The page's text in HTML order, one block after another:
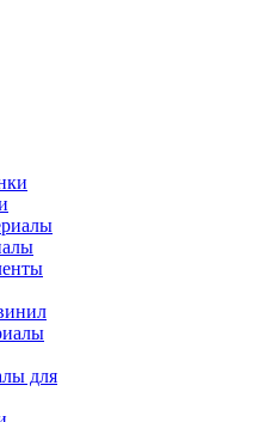
для